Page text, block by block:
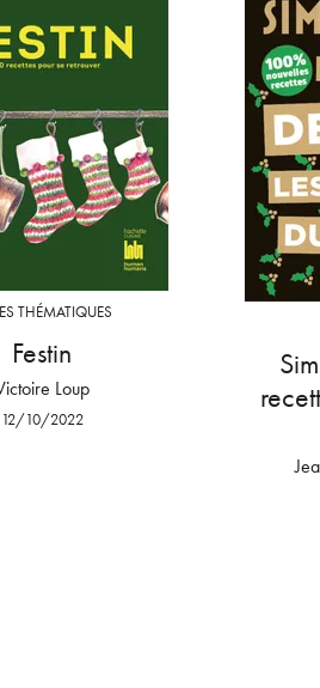
THÉMATIQUES
Festin
Loup
12/10/2022